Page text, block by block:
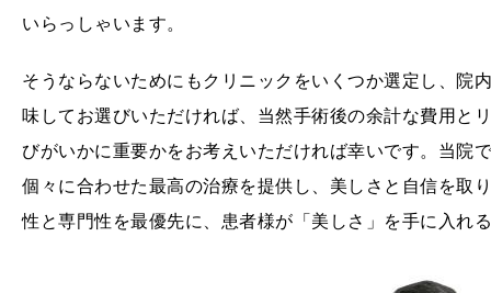
いらっしゃいます。
そうならないためにもクリニックをいくつか選定し、院
味してお選びいただければ、当然手術後の余計な費用と
びがいかに重要かをお考えいただければ幸いです。当院
個々に合わせた最高の治療を提供し、美しさと自信を取
性と専門性を最優先に、患者様が「美しさ」を手に入れ